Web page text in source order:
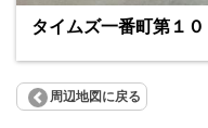
タイムズ一番町第１０
周辺地図に戻る